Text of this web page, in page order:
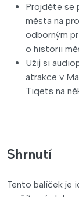
Projděte se
města na
odborným
o historii
Užij si
atrakce v
Tiqets na
Shrnutí
Tento balíček je